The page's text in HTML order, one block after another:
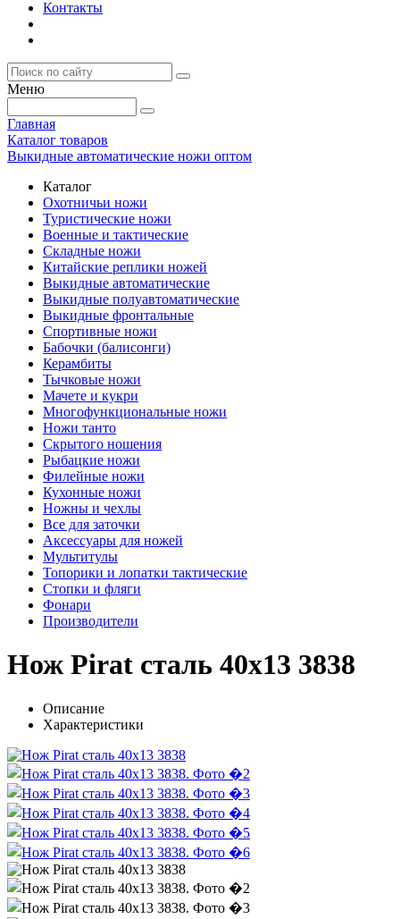
Контакты
Меню
Главная
Каталог товаров
Выкидные автоматические ножи оптом
Каталог
Охотничьи ножи
Туристические ножи
Военные и тактические
Складные ножи
Китайские реплики ножей
Выкидные автоматические
Выкидные полуавтоматические
Выкидные фронтальные
Спортивные ножи
Бабочки (балисонги)
Керамбиты
Тычковые ножи
Мачете и кукри
Многофункциональные ножи
Ножи танто
Скрытого ношения
Рыбацкие ножи
Филейные ножи
Кухонные ножи
Ножны и чехлы
Все для заточки
Аксессуары для ножей
Мультитулы
Топорики и лопатки тактические
Стопки и фляги
Фонари
Производители
Нож Pirat сталь 40х13 3838
Описание
Характеристики